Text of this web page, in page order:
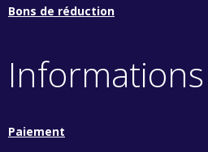
Bons de réduction
Informations
Paiement